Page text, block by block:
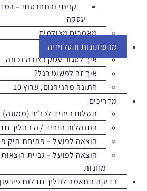
קניתי והתחרטתי –
עסקה
מאמרים מצולמים
מהעיתונות והטלויזיה
איך לסגור עסק בצורה נכונה
איך זה לפשוט רגל?
חתונה מהגיהנום, ערוץ 10
מדריכים
תשלום היחיד לכנ”ר (ממונה)
התנהלות היחיד / ה בהליך
הוצאה לפועל – פתיחת תיק
הוצאה לפועל – גביית
מזונות
בדיקת התאמה להליך חדלות פירעון